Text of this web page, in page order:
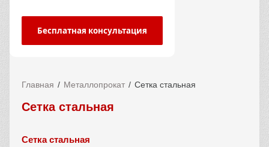
Бесплатная консультация
Главная Металлопрокат Сетка стальная
Сетка стальная
Сетка стальная